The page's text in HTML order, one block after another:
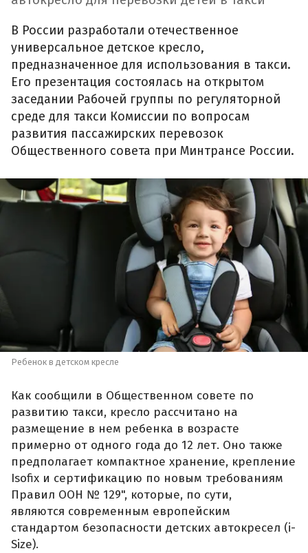
В России разработали отечественное
универсальное детское кресло,
предназначенное для использования в такси.
Его презентация состоялась на открытом
заседании Рабочей группы по регуляторной
среде для такси Комиссии по вопросам
развития пассажирских перевозок
Общественного совета при Минтрансе России.
Ребенок в детском кресле
Как сообщили в Общественном совете по
развитию такси, кресло рассчитано на
размещение в нем ребенка в возрасте
примерно от одного года до 12 лет. Оно также
предполагает компактное хранение, крепление
Isofix и сертификацию по новым требованиям
Правил ООН № 129", которые, по сути,
являются современным европейским
стандартом безопасности детских автокресел (i-
Size).